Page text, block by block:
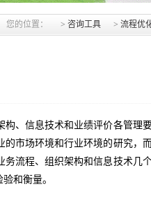
您的位置： > 咨询工具 > 流程优
、信息技术和业绩评价各管理
市场环境和行业环境的研究，
流程、组织架构和信息技术几
和衡量。